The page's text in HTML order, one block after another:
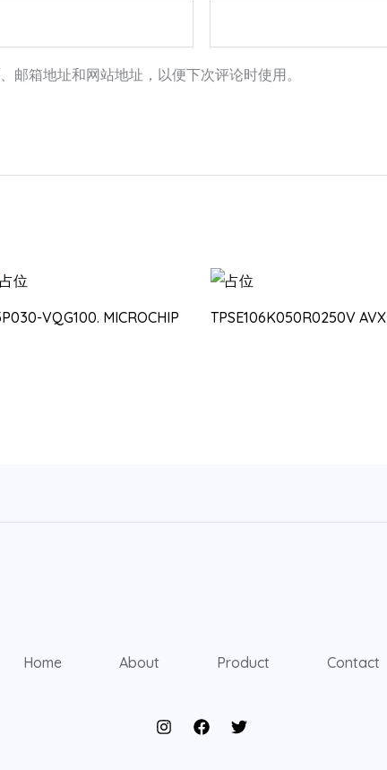
邮箱地址和网站地址，以便下次评论时使用。
VQG100. MICROCHIP TPSE106K050R0250V AVX
Home About Product Contact